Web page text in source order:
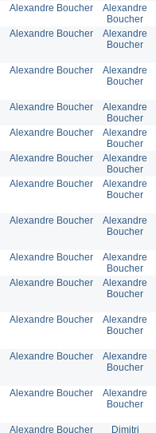
Alexandre Boucher
Alexandre
Boucher
Alexandre Boucher
Alexandre
Boucher
Alexandre Boucher
Alexandre
Boucher
Alexandre Boucher
Alexandre
Boucher
Alexandre Boucher
Alexandre
Boucher
Alexandre Boucher
Alexandre
Boucher
Alexandre Boucher
Alexandre
Boucher
Alexandre Boucher
Alexandre
Boucher
Alexandre Boucher
Alexandre
Boucher
Alexandre Boucher
Alexandre
Boucher
Alexandre Boucher
Alexandre
Boucher
Alexandre Boucher
Alexandre
Boucher
Alexandre Boucher
Alexandre
Boucher
Alexandre Boucher Dimitri